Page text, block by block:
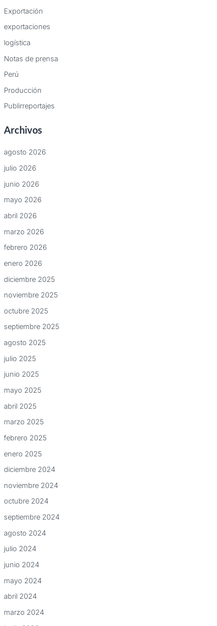
Exportación
exportaciones
logística
Notas de prensa
Perú
Producción
Publirreportajes
Archivos
agosto 2026
julio 2026
junio 2026
mayo 2026
abril 2026
marzo 2026
febrero 2026
enero 2026
diciembre 2025
noviembre 2025
octubre 2025
septiembre 2025
agosto 2025
julio 2025
junio 2025
mayo 2025
abril 2025
marzo 2025
febrero 2025
enero 2025
diciembre 2024
noviembre 2024
octubre 2024
septiembre 2024
agosto 2024
julio 2024
junio 2024
mayo 2024
abril 2024
marzo 2024